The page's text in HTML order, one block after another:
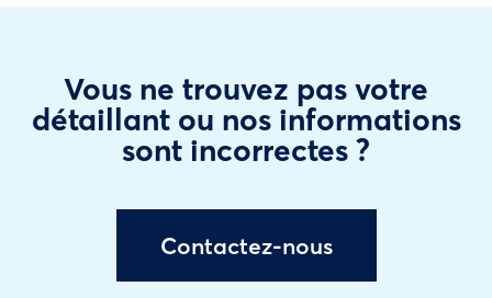
Vous ne trouvez pas votre
détaillant ou nos informations
sont incorrectes ?
Contactez-nous